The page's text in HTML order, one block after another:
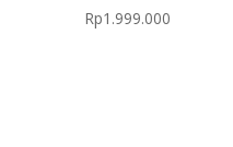
Rp1.999.000